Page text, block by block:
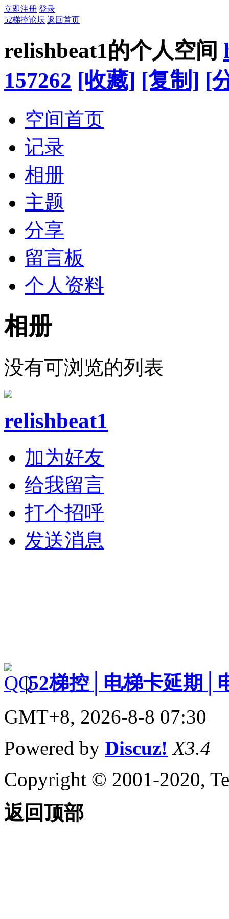
立即注册 登录
52梯控论坛 返回首页
relishbeat1的个人空间
157262 [收藏] [复制] [
空间首页
记录
相册
主题
分享
留言板
个人资料
相册
没有可浏览的列表
relishbeat1
加为好友
给我留言
打个招呼
发送消息
|52梯控│电梯卡延期│
GMT+8, 2026-8-8 07:30
Powered by Discuz! X3.4
Copyright © 2001-2020,
返回顶部